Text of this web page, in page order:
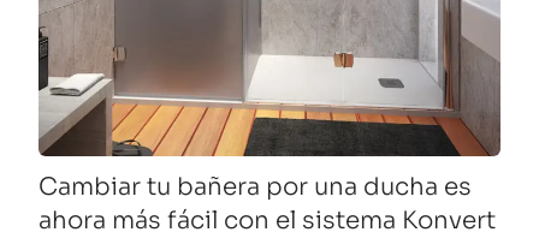
Cambiar tu bañera por una ducha es
ahora más fácil con el sistema Konvert